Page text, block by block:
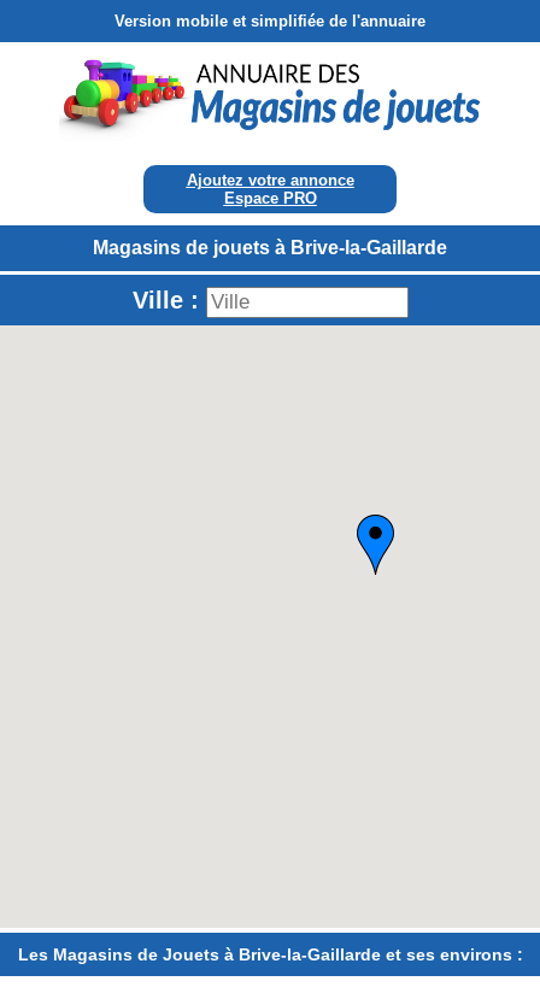
Version mobile et simplifiée de l'annuaire
Ajoutez votre annonce
Espace PRO
Magasins de jouets à Brive-la-Gaillarde
Ville :
Les Magasins de Jouets à Brive-la-Gaillarde et ses environs :